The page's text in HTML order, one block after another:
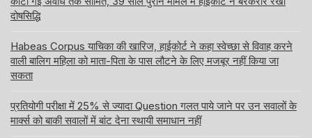
दोषसिद्धि
Habeas Corpus याचिका की खारिज, हाईकोर्ट ने कहा स्वेच्छा से विवाह करने
वाली बालिग महिला को माता-पिता के पास लौटने के लिए मजबूर नहीं किया जा
सकता
प्रतियोगी परीक्षा में 25% से ज्यादा Question गलत पाये जाने पर उन सवालों के
मार्क्स को बाकी सवालों में बांट देना स्थायी समाधान नहीं